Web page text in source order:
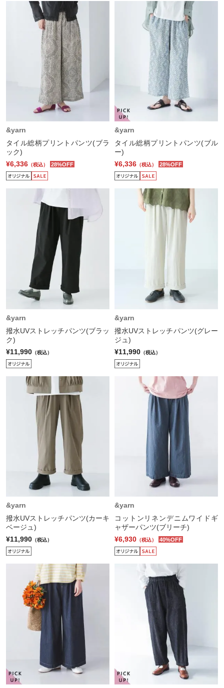
&yarn
タイル総柄プリントパンツ(ブラ
ック)
¥6,336 （税込） 28%OFF
&yarn
タイル総柄プリントパンツ(ブル
ー)
¥6,336 （税込） 28%OFF
&yarn
撥水UVストレッチパンツ(ブラッ
ク)
¥11,990 （税込）
&yarn
撥水UVストレッチパンツ(グレー
ジュ)
¥11,990 （税込）
&yarn
撥水UVストレッチパンツ(カーキ
ベージュ)
¥11,990 （税込）
&yarn
コットンリネンデニムワイドギ
ャザーパンツ(ブリーチ)
¥6,930 （税込） 40%OFF